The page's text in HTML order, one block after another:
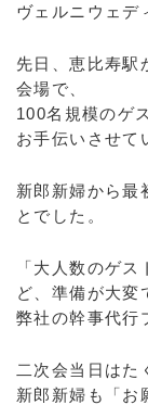
ヴェルニウェデ
先日、恵比寿駅
会場で、
100名規模のゲ
お手伝いさせて
新郎新婦から最
とでした。
「大人数のゲ
ど、準備が大変
弊社の幹事代行
二次会当日はた
新郎新婦も「お